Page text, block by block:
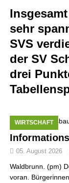
sehr
SVS
der SV
drei
WIRTSCHAFT
05. August 2026
Waldbrunn. (pm)
voran.